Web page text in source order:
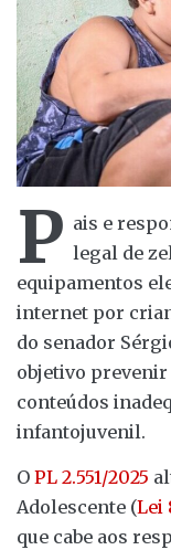
P ais e
legal de
equipamentos
internet por
do senador
objetivo prevenir
conteúdos
infantojuvenil.
O PL 2.551/2025
Adolescente (Lei
que cabe aos